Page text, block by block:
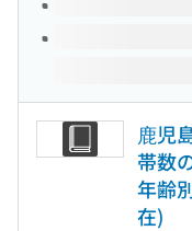
鹿児
帯数
年齢
在)